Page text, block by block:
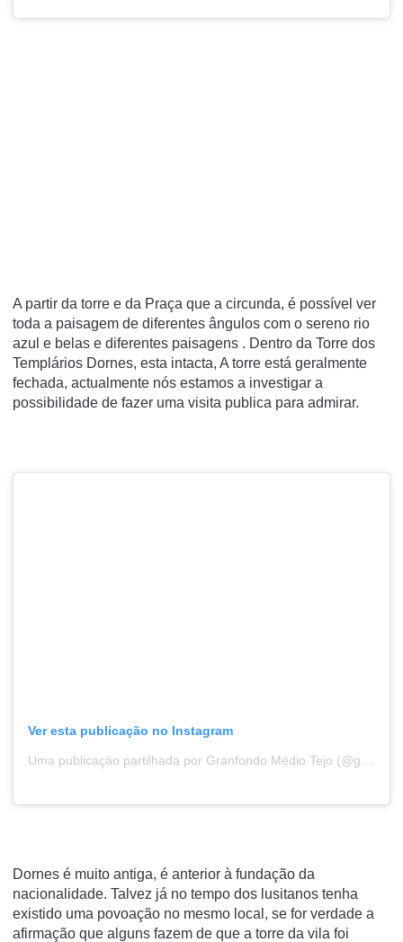
A partir da torre e da Praça que a circunda, é possível ver
toda a paisagem de diferentes ângulos com o sereno rio
azul e belas e diferentes paisagens . Dentro da Torre dos
Templários Dornes, esta intacta, A torre está geralmente
fechada, actualmente nós estamos a investigar a
possibilidade de fazer uma visita publica para admirar.
Ver esta publicação no Instagram
Dornes é muito antiga, é anterior à fundação da
nacionalidade. Talvez já no tempo dos lusitanos tenha
existido uma povoação no mesmo local, se for verdade a
afirmação que alguns fazem de que a torre da vila foi